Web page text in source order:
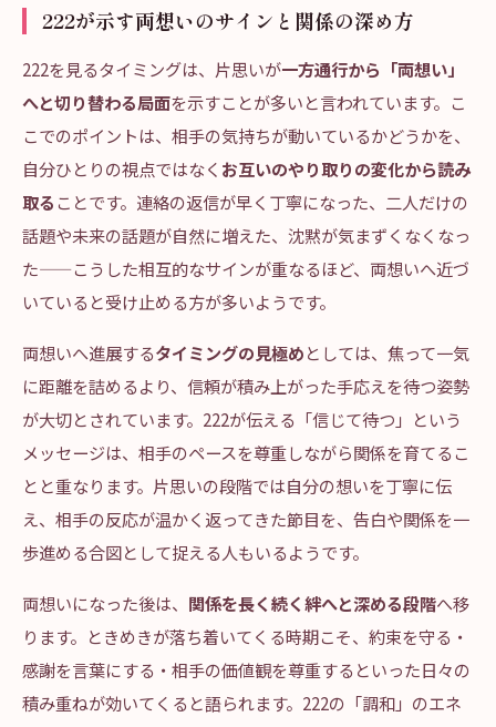
222が示す両想いのサインと関係の深め方
222を見るタイミングは、片思いが一方通行から「両想い」
へと切り替わる局面を示すことが多いと言われています。こ
こでのポイントは、相手の気持ちが動いているかどうかを、
自分ひとりの視点ではなく お互いのやり取りの変化から読み
取ることです。連絡の返信が早く丁寧になった、二人だけの
話題や未来の話題が自然に増えた、沈黙が気まずくなくなっ
た——こうした相互的なサインが重なるほど、両想いへ近づ
いていると受け止める方が多いようです。
両想いへ進展するタイミングの見極めとしては、焦って一気
に距離を詰めるより、信頼が積み上がった手応えを待つ姿勢
が大切とされています。222が伝える「信じて待つ」という
メッセージは、相手のペースを尊重しながら関係を育てるこ
とと重なります。片思いの段階では自分の想いを丁寧に伝
え、相手の反応が温かく返ってきた節目を、告白や関係を一
歩進める合図として捉える人もいるようです。
両想いになった後は、 関係を長く続く絆へと深める段階へ移
ります。ときめきが落ち着いてくる時期こそ、約束を守る・
感謝を言葉にする・相手の価値観を尊重するといった日々の
積み重ねが効いてくると語られます。222の「調和」のエネ